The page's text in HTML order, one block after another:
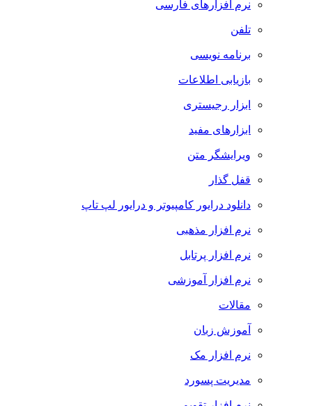
نرم افزارهای فارسی
تلفن
برنامه نویسی
بازیابی اطلاعات
ابزار رجیستری
ابزارهای مفید
ویرایشگر متن
قفل گذار
دانلود درایور کامپیوتر و درایور لپ تاپ
نرم افزار مذهبی
نرم افزار پرتابل
نرم افزار آموزشی
مقالات
آموزش زبان
نرم افزار مک
مدیریت پسورد